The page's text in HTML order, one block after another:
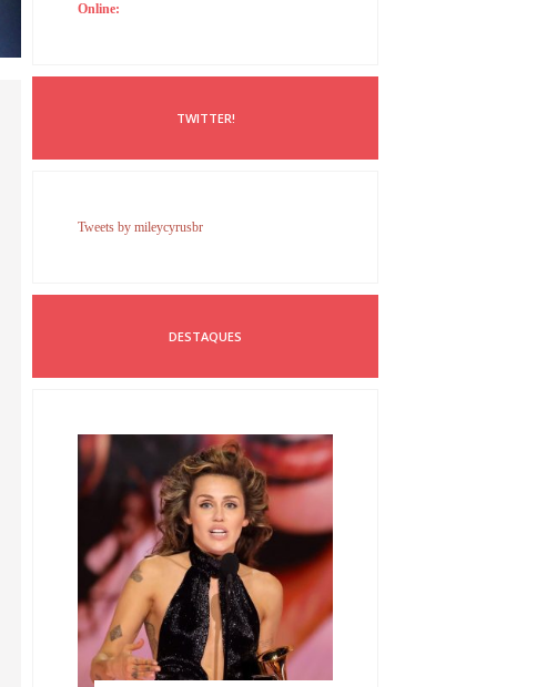
Online:
TWITTER!
Tweets by mileycyrusbr
DESTAQUES